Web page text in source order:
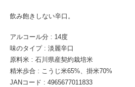
飲み飽きしない辛口。
アルコール分 : 14度
味のタイプ : 淡麗辛口
原料米 : 石川県産契約栽培米
精米歩合 : こうじ米65%、掛米70%
JANコード : 4965677011833